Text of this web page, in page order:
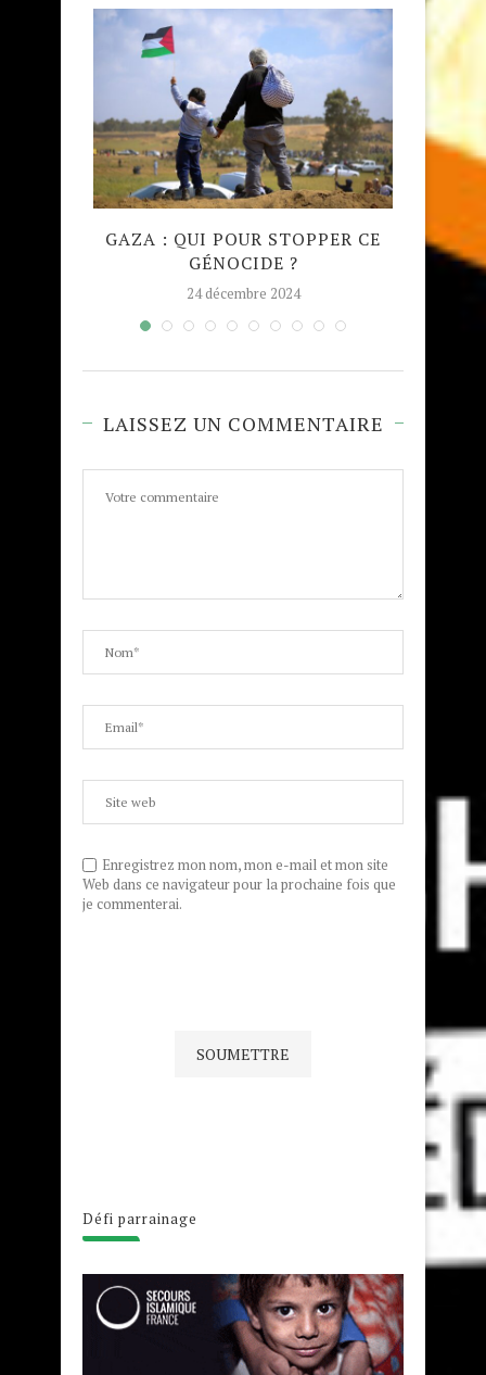
GAZA : QUI POUR STOPPER CE
GÉNOCIDE ?
24 décembre 2024
LAISSEZ UN COMMENTAIRE
Enregistrez mon nom, mon e-mail et mon site
Web dans ce navigateur pour la prochaine fois que
je commenterai.
Défi parrainage